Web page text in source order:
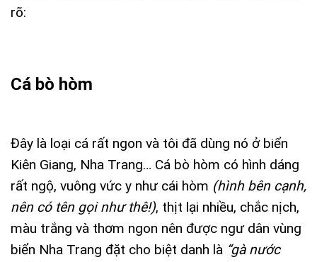
rõ:
Cá bò hòm
Đây là loại cá rất ngon và tôi đã dùng nó ở biển
Kiên Giang, Nha Trang… Cá bò hòm có hình dáng
rất ngộ, vuông vức y như cái hòm (hình bên cạnh,
nên có tên gọi như thê!), thịt lại nhiều, chắc nịch,
màu trắng và thơm ngon nên được ngư dân vùng
biển Nha Trang đặt cho biệt danh là “gà nước